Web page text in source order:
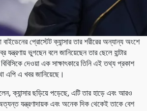
বাইডেনের প্রোস্টেট ক্যান্সার তার শরীরের অন্যান্য অংশে
যন্ত্রণায় ভুগছেন বলে জানিয়েছেন তার ছেলে হান্টার
দেওয়া এক সাক্ষাৎকারে তিনি এই তথ্য প্রকাশ
এপি এ খবর জানিয়েছে।
বলেন, ক্যান্সার ছড়িয়ে পড়েছে, এটি তার হাড়ে এবং আরও
যন্ত্রণাদায়ক এবং অনেক দিক থেকেই তাকে বেশ